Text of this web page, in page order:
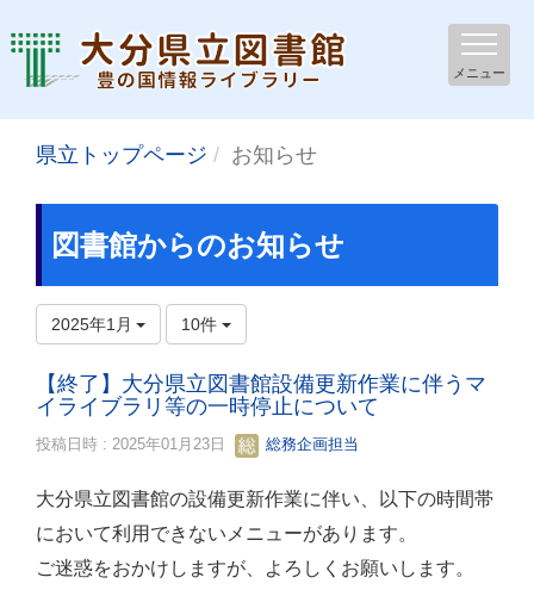
メニュー
県立トップページ お知らせ
図書館からのお知らせ
2025年1月 10件
【終了】大分県立図書館設備更新作業に伴うマ
イライブラリ等の一時停止について
投稿日時 : 2025年01月23日 総務企画担当
大分県立図書館の設備更新作業に伴い、以下の時間帯
において利用できないメニューがあります。
ご迷惑をおかけしますが、よろしくお願いします。